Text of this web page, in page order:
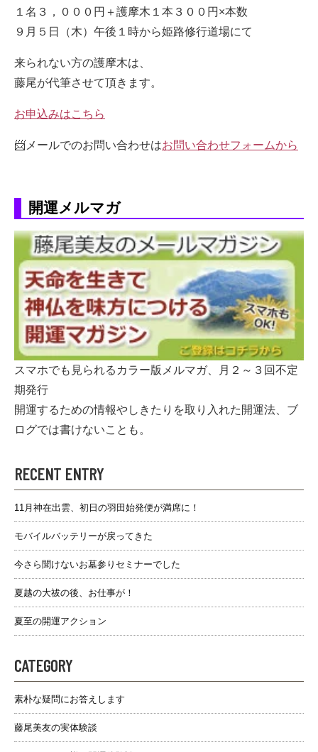
１名３，０００円＋護摩木１本３００円×本数
９月５日（木）午後１時から姫路修行道場にて
来られない方の護摩木は、
藤尾が代筆させて頂きます。
お申込みはこちら
📨メールでのお問い合わせはお問い合わせフォームから
開運メルマガ
スマホでも見られるカラー版メルマガ、月２～３回不定
期発行
開運するための情報やしきたりを取り入れた開運法、ブ
ログでは書けないことも。
RECENT ENTRY
11月神在出雲、初日の羽田始発便が満席に！
モバイルバッテリーが戻ってきた
今さら聞けないお墓参りセミナーでした
夏越の大祓の後、お仕事が！
夏至の開運アクション
CATEGORY
素朴な疑問にお答えします
藤尾美友の実体験談